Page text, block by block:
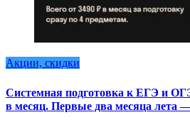
Акции, скидки
Системная подготовка к ЕГЭ и
в месяц. Первые два месяца лета